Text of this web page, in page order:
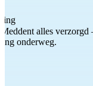
alles
onderweg.